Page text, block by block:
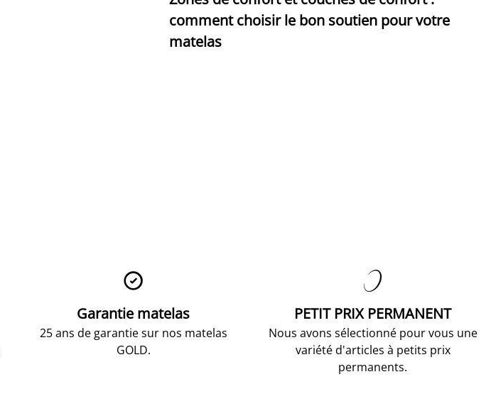
comment choisir le bon soutien pour votre
matelas

Garantie matelas
25 ans de garantie sur nos matelas
GOLD.

PETIT PRIX PERMANENT
Nous avons sélectionné pour vous une
variété d'articles à petits prix
permanents.